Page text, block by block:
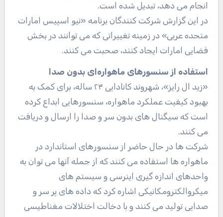
انجام می دهد، تبدیل شده است.
در این گزارش شرکت کنندگان برنامه «نیو اسپیس امارات
متحده عربی» در زمینه تغییراتی که می توانند در بخش
فضایی امارات ایجاد کنند، صحبت می کنند.
استفاده از سنسورهای ماهواره‌ای بدون صدا
«زید ال رایز»، شهروند کانادایی ۲۴ ساله، برای کمک به
بهبود کیفیت عملکرد ماهواره، سنسورهایی ابداع کرده
است که سیگنال های بدون سر و صدا را ارسال و دریافت
می کنند.
شرکت ها در حال حاضر از سنسورهای استاندارد در
ماهواره ها استفاده می کنند که از جمله آنها می توان به
واحدهای اندازه گیری اینرسی و سیستم های
میکروالکترومکانیکی اشاره کرد که داده های پر سر و
صدایی تولید می کنند و با دخالت اختلالات مغناطیسی